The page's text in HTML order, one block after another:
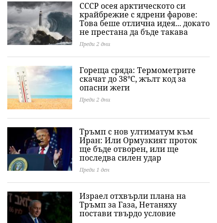
СССР осея арктическото си
крайбрежие с ядрени фарове:
Това беше отлична идея... докато
не престана да бъде такава
Преди 2 дни
Гореща сряда: Термометрите
скачат до 38°C, жълт код за
опасни жеги
Преди 2 дни
Тръмп с нов ултиматум към
Иран: Или Ормузкият проток
ще бъде отворен, или ще
последва силен удар
Преди 1 ден
Израел отхвърли плана на
Тръмп за Газа, Нетаняху
постави твърдо условие